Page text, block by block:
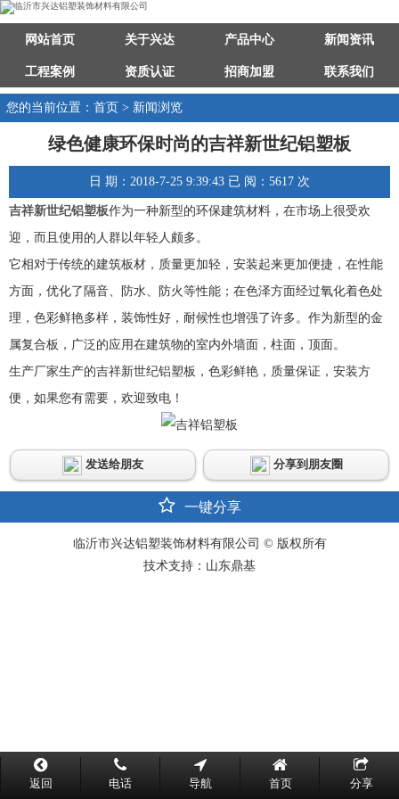
网站首页 关于兴达 产品中心 新闻资讯
工程案例 资质认证 招商加盟 联系我们
您的当前位置：首页 > 新闻浏览
绿色健康环保时尚的吉祥新世纪铝塑板
日 期：2018-7-25 9:39:43 已 阅：5617 次
吉祥新世纪铝塑板作为一种新型的环保建筑材料，在市场上很受欢
迎，而且使用的人群以年轻人颇多。
它相对于传统的建筑板材，质量更加轻，安装起来更加便捷，在性能
方面，优化了隔音、防水、防火等性能；在色泽方面经过氧化着色处
理，色彩鲜艳多样，装饰性好，耐候性也增强了许多。作为新型的金
属复合板，广泛的应用在建筑物的室内外墙面，柱面，顶面。
生产厂家生产的吉祥新世纪铝塑板，色彩鲜艳，质量保证，安装方
便，如果您有需要，欢迎致电！
发送给朋友 分享到朋友圈
一键分享
临沂市兴达铝塑装饰材料有限公司 © 版权所有
技术支持：山东鼎基
返回 电话 导航 首页 分享